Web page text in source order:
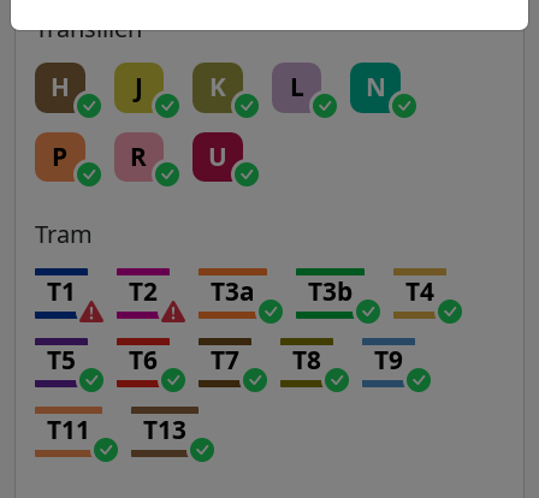
Transilien
H J K L N
P R U
Tram
T1 T2 T3a T3b T4
T5 T6 T7 T8 T9
T11 T13